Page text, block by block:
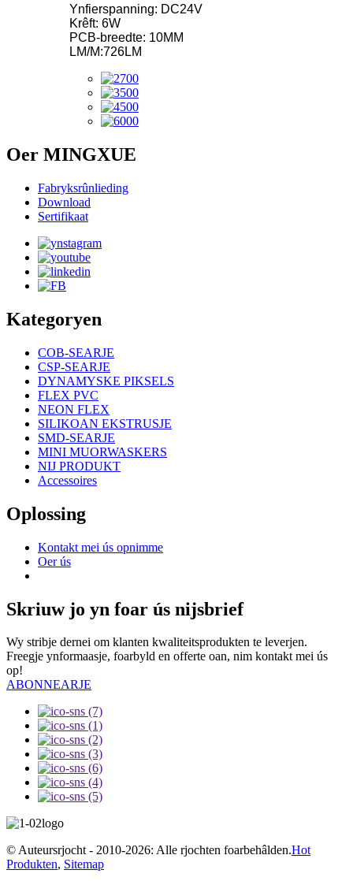
Ynfierspanning: DC24V
Krêft: 6W
PCB-breedte: 10MM
LM/M:726LM
Oer MINGXUE
Fabryksrûnlieding
Download
Sertifikaat
Kategoryen
COB-SEARJE
CSP-SEARJE
DYNAMYSKE PIKSELS
FLEX PVC
NEON FLEX
SILIKOAN EKSTRUSJE
SMD-SEARJE
MINI MUORWASKERS
NIJ PRODUKT
Accessoires
Oplossing
Kontakt mei ús opnimme
Oer ús
Skriuw jo yn foar ús nijsbrief
Wy stribje dernei om klanten kwaliteitsprodukten te leverjen.
Freegje ynformaasje, foarbyld en offerte oan, nim kontakt mei ús
op!
ABONNEARJE
© Auteursrjocht - 2010-2026: Alle rjochten foarbehâlden.Hot
Produkten, Sitemap